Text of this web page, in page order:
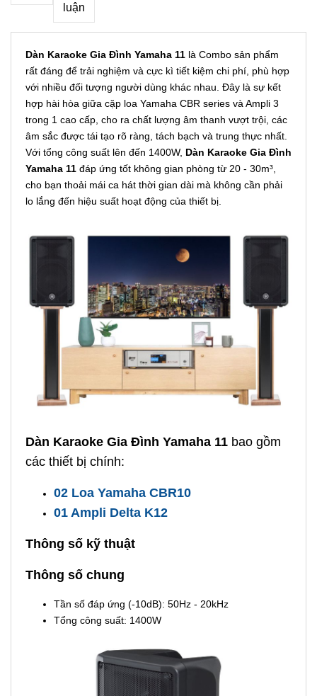
luận
Dàn Karaoke Gia Đình Yamaha 11 là Combo sản phẩm
rất đáng để trải nghiệm và cực kì tiết kiệm chi phí, phù hợp
với nhiều đối tượng người dùng khác nhau. Đây là sự kết
hợp hài hòa giữa cặp loa Yamaha CBR series và Ampli 3
trong 1 cao cấp, cho ra chất lượng âm thanh vượt trội, các
âm sắc được tái tạo rõ ràng, tách bạch và trung thực nhất.
Với tổng công suất lên đến 1400W, Dàn Karaoke Gia Đình
Yamaha 11 đáp ứng tốt không gian phòng từ 20 - 30m³,
cho bạn thoải mái ca hát thời gian dài mà không cần phải
lo lắng đến hiệu suất hoạt động của thiết bị.
Dàn Karaoke Gia Đình Yamaha 11 bao gồm
các thiết bị chính:
02 Loa Yamaha CBR10
01 Ampli Delta K12
Thông số kỹ thuật
Thông số chung
Tần số đáp ứng (-10dB): 50Hz - 20kHz
Tổng công suất: 1400W